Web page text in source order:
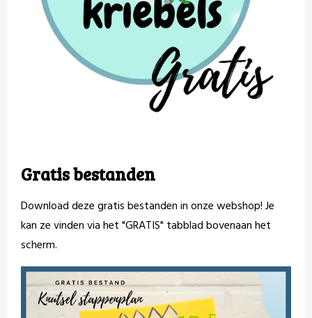
Gratis bestanden
Download deze gratis bestanden in onze webshop! Je
kan ze vinden via het "GRATIS" tabblad bovenaan het
scherm.